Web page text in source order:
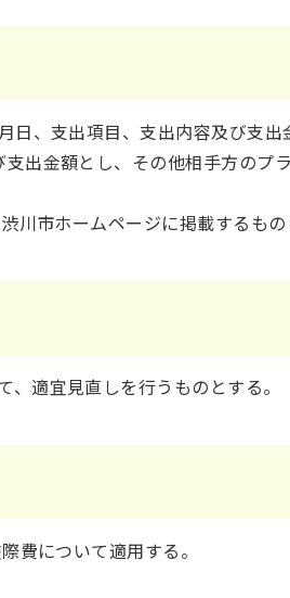
、支出項目、支出内容及び支出
出金額とし、その他相手方のプ
市ホームページに掲載するもの
適宜見直しを行うものとする。
費について適用する。